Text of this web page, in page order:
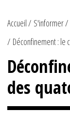
Accueil S'informer
Déconfinement : le
des